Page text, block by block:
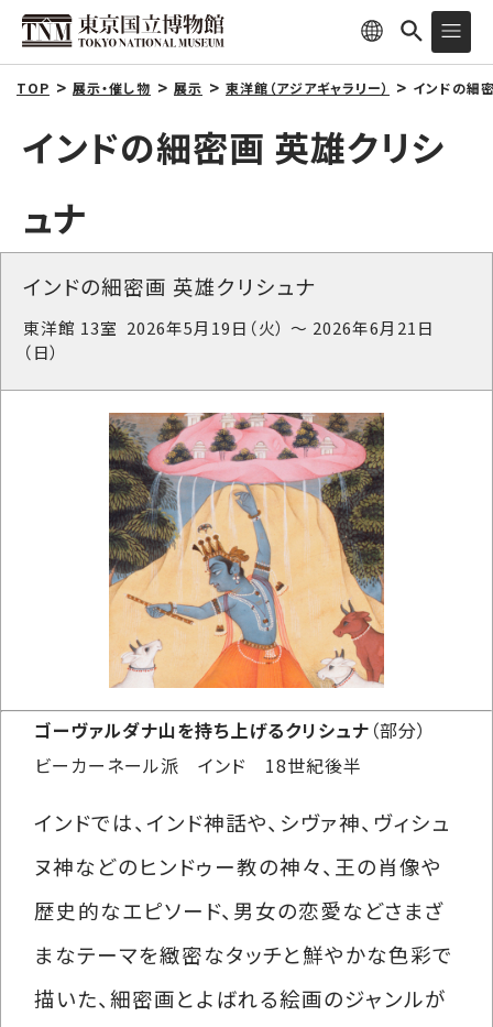
TOP 展示・催し物 展示 東洋館（アジアギャラリー） インドの細
インドの細密画 英雄クリシ
ュナ
インドの細密画 英雄クリシュナ
東洋館 13室 2026年5月19日（火） ～ 2026年6月21日
（日）
ゴーヴァルダナ山を持ち上げるクリシュナ （部分）
ビーカーネール派 インド 18世紀後半
インドでは、インド神話や、シヴァ神、ヴィシュ
ヌ神などのヒンドゥー教の神々、王の肖像や
歴史的なエピソード、男女の恋愛などさまざ
まなテーマを緻密なタッチと鮮やかな色彩で
描いた、細密画とよばれる絵画のジャンルが